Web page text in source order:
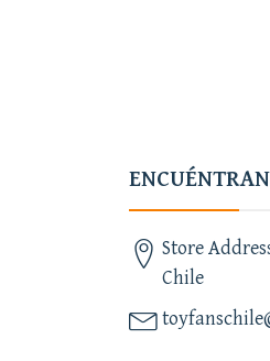
Store
Chile